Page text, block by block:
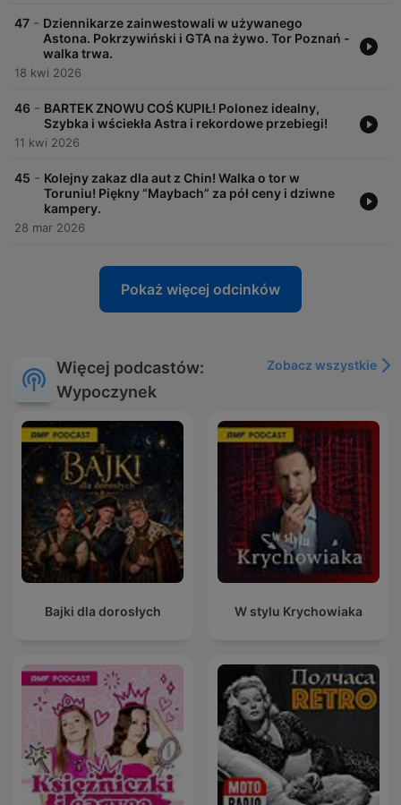
47 - Dziennikarze zainwestowali w używanego
Astona. Pokrzywiński i GTA na żywo. Tor Poznań -
walka trwa.
18 kwi 2026
46 - BARTEK ZNOWU COŚ KUPIŁ! Polonez idealny,
Szybka i wściekła Astra i rekordowe przebiegi!
11 kwi 2026
45 - Kolejny zakaz dla aut z Chin! Walka o tor w
Toruniu! Piękny “Maybach” za pół ceny i dziwne
kampery.
28 mar 2026
Pokaż więcej odcinków
Więcej podcastów:
Wypoczynek
Zobacz wszystkie
Bajki dla dorosłych W stylu Krychowiaka